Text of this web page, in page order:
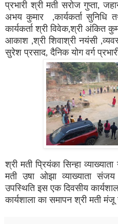
प्रभारी श्री मती सरोज गुप्ता,
अभय कुमार ,कार्यकर्ता सुनिधि
कार्यकर्ता श्री विवेक,श्री अंकित
आकाश ,श्री शिवाश्री नयंसी
सुरेश प्रसाद, दैनिक योग वर्ग
श्री मती प्रियंका सिन्हा
मती उषा ओझा व्याख्याता
उपस्थिति इस एक दिवसीय
कार्यशाला का समापन श्री मती मंजू